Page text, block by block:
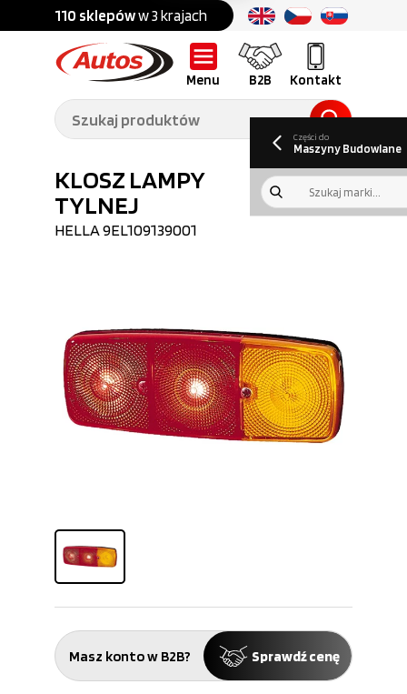
110 sklepóww 3 krajach Ponad 700 marek
Menu B2B Kontakt
Części do:
Ciężarówek,
przyczep,
naczep
Części do:
budowlanych
B2BGaleria
Oferty pracy
kwartalny
Części do
Maszyny Budowlane
KLOSZ LAMPY
TYLNEJ
HELLA9EL109139001
Masz konto w B2B? Sprawdź cenę